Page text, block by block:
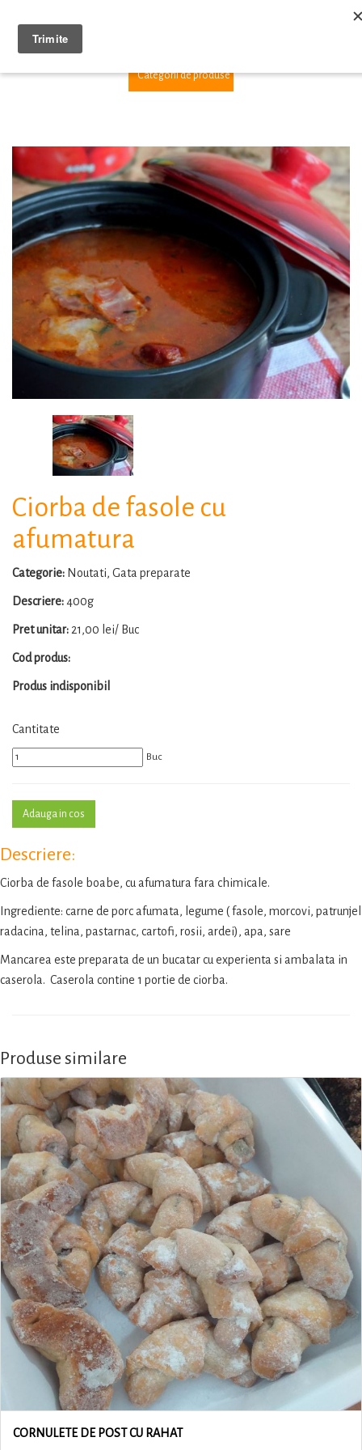
Categorii de produse
Ciorba de fasole cu
afumatura
Categorie: Noutati, Gata preparate
Descriere:400g
Pret unitar: 21,00 lei/ Buc
Cod produs:
Produs indisponibil
Cantitate
Buc
Descriere:
Ciorba de fasole boabe, cu afumatura fara chimicale.
Ingrediente: carne de porc afumata, legume ( fasole, morcovi, patrunjel
radacina, telina, pastarnac, cartofi, rosii, ardei), apa, sare
Mancarea este preparata de un bucatar cu experienta si ambalata in
caserola. Caserola contine 1 portie de ciorba.
Produse similare
CORNULETE DE POST CU RAHAT